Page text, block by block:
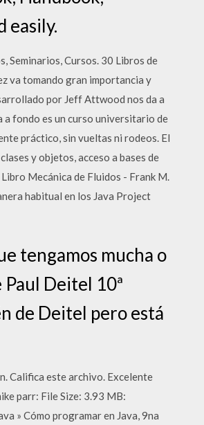
easily.
Seminarios, Cursos. 30 Libros de
va tomando gran importancia y
por Jeff Attwood nos da a
a fondo es un curso universitario de
práctico, sin vueltas ni rodeos. El
y objetos, acceso a bases de
Mecánica de Fluidos - Frank M.
habitual en los Java Project
tengamos mucha o
Paul Deitel 10ª
de Deitel pero está
Califica este archivo. Excelente
parr: File Size: 3.93 MB:
» Cómo programar en Java, 9na